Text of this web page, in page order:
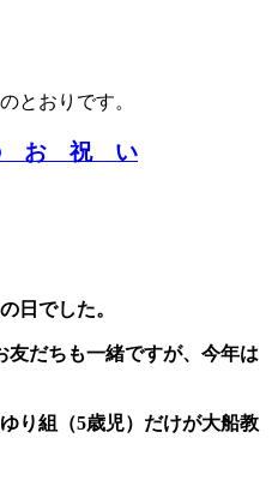
とおりです。
祝 い
日でした。
だちも一緒ですが、今年は
組（5歳児）だけが大船教